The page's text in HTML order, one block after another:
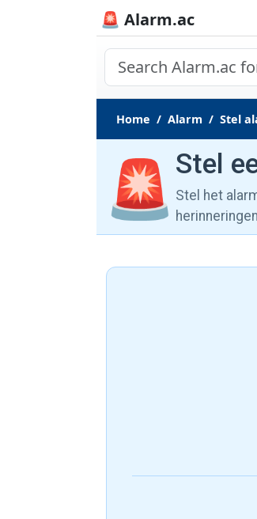
🚨 Alarm.ac
Home Alarm Stel
🚨 Stel
Stel het